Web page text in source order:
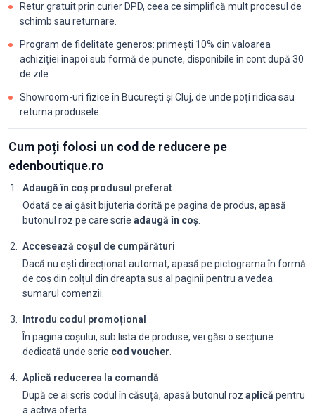
Retur gratuit prin curier DPD, ceea ce simplifică mult procesul de
schimb sau returnare.
Program de fidelitate generos: primești 10% din valoarea
achiziției înapoi sub formă de puncte, disponibile în cont după 30
de zile.
Showroom-uri fizice în București și Cluj, de unde poți ridica sau
returna produsele.
Cum poți folosi un cod de reducere pe
edenboutique.ro
Adaugă în coș produsul preferat
Odată ce ai găsit bijuteria dorită pe pagina de produs, apasă
butonul roz pe care scrie adaugă în coș
Accesează coșul de cumpărături
Dacă nu ești direcționat automat, apasă pe pictograma în formă
de coș din colțul din dreapta sus al paginii pentru a vedea
sumarul comenzii.
Introdu codul promoțional
În pagina coșului, sub lista de produse, vei găsi o secțiune
dedicată unde scrie cod voucher
Aplică reducerea la comandă
După ce ai scris codul în căsuță, apasă butonul roz aplică pentru
a activa oferta.